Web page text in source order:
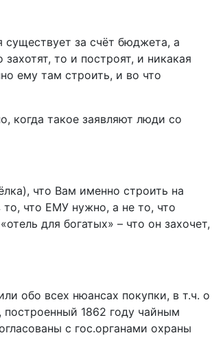
существует за счёт бюджета, а
то и построят, и никакая
ему там строить, и во что
когда такое заявляют люди со
что Вам именно строить на
что ЕМУ нужно, а не то, что
для богатых» – что он захочет,
обо всех нюансах покупки, в т.ч. о
построенный 1862 году чайным
с гос.органами охраны